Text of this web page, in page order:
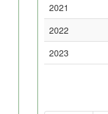
2021
2022
2023